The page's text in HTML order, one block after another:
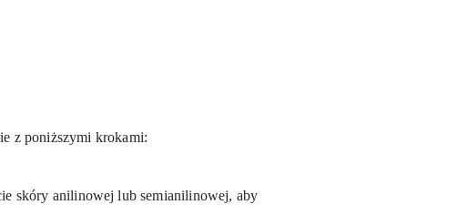
z poniższymi krokami:
skóry anilinowej lub semianilinowej, aby